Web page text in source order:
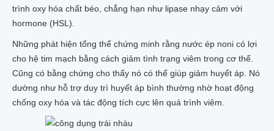
trình oxy hóa chất béo, chẳng hạn như lipase nhạy cảm với
hormone (HSL).
Những phát hiện tổng thể chứng minh rằng nước ép noni có lợi
cho hệ tim mạch bằng cách giảm tình trạng viêm trong cơ thể.
Cũng có bằng chứng cho thấy nó có thể giúp giảm huyết áp. Nó
dường như hỗ trợ duy trì huyết áp bình thường nhờ hoạt động
chống oxy hóa và tác động tích cực lên quá trình viêm.